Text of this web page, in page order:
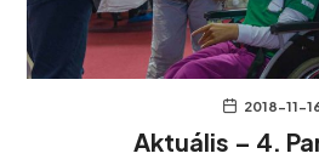
2018-11-
Aktuális – 4.